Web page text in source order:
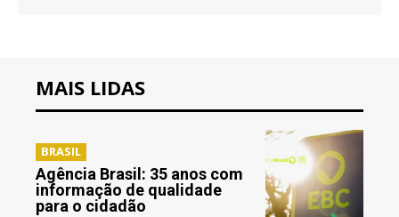
MAIS LIDAS
BRASIL
Agência Brasil: 35 anos com
informação de qualidade
para o cidadão